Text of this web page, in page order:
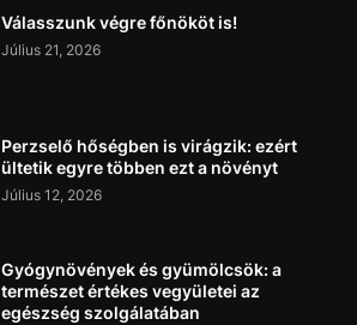
Válasszunk végre főnököt is!
Július 21, 2026
Perzselő hőségben is virágzik: ezért
ültetik egyre többen ezt a növényt
Július 12, 2026
Gyógynövények és gyümölcsök: a
természet értékes vegyületei az
egészség szolgálatában